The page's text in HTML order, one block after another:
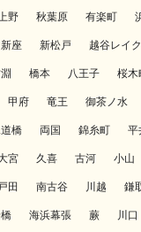
野 秋葉原 有楽町
新座 新松戸 越谷レイ
橋本 八王子 桜木
甲府 竜王 御茶ノ水
橋 両国 錦糸町 平
宮 久喜 古河 小山
戸田 南古谷 川越 鎌
海浜幕張 蕨 川口